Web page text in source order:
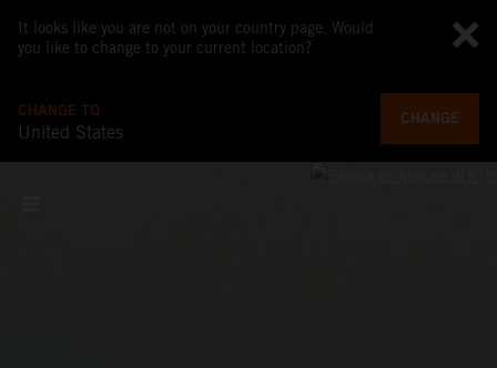
It looks like you are not on your country page. Would
you like to change to your current location?
CHANGE TO
United States
CHANGE